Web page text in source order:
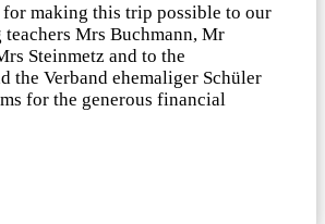
for making this trip possible to our
Mrs Buchmann, Mr
Steinmetz and to the
the Verband ehemaliger Schüler
for the generous financial